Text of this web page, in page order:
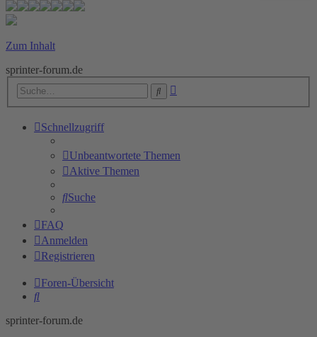
Zum Inhalt
sprinter-forum.de
Suche
Schnellzugriff
Unbeantwortete Themen
Aktive Themen
Suche
FAQ
Anmelden
Registrieren
Foren-Übersicht
Suche
sprinter-forum.de